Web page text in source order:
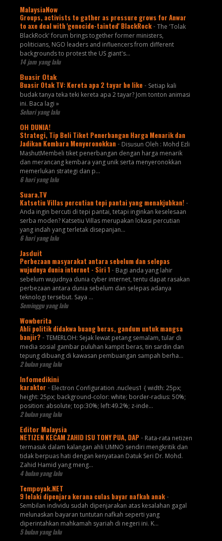
MalaysiaNow
Groups, activists to gather as pressure grows for Anwar
to axe deal with 'genocide-tainted' BlackRock - The 'Tolak
BlackRock' forum brings together former ministers,
politicians, NGO leaders and influencers from different
backgrounds to protest the US giant's...
14 jam yang lalu
Buasir Otak
Buasir Otak TV: Kereta apa 2 tayar be like - Setiap kali
budak tanya teka teki kereta apa 2 tayar? Jom tonton animasi
ini. Baca lagi »
Sehari yang lalu
OH DUNIA!
Strategi, Tip Beli Tiket Penerbangan Harga Menarik dan
Jadikan Kembara Menyeronokkan - Disusun Oleh : Mohd Ezli
MashutMembeli tiket penerbangan dengan harga menarik
dan merancang kembara yang unik serta menyeronokkan
memerlukan strategi dan p...
6 hari yang lalu
Suara.TV
Katsetiu Villas percutian tepi pantai yang menakjubkan! -
Anda ingin bercuti di tepi pantai, tetapi inginkan keselesaan
serba moden? Katsetiu Villas merupakan lokasi percutian
yang indah yang terletak disepanjan...
6 hari yang lalu
Jasduit
Perbezaan masyarakat antara sebelum dan selepas
wujudnya dunia internet - Siri 1 - Bagi anda yang lahir
sebelum wujudnya dunia cyber internet, tentu dapat rasakan
perbezaan antara dunia sebelum dan selepas adanya
teknologi tersebut. Saya ...
Seminggu yang lalu
Wowberita
Ahli politik didakwa buang beras, gandum untuk mangsa
banjir? - TEMERLOH: Sejak lewat petang semalam, tular di
media sosial gambar puluhan kampit beras, tin sardin dan
tepung dibuang di kawasan pembuangan sampah berha...
2 bulan yang lalu
Infomedikini
karaktor - Electron Configuration .nucleus1 { width: 25px;
height: 25px; background-color: white; border-radius: 50%;
position: absolute; top:30%; left:49.2%; z-inde...
2 bulan yang lalu
Editor Malaysia
NETIZEN KECAM ZAHID ISU TONY PUA, DAP - Rata-rata netizen
termasuk dalam kalangan ahli UMNO sendiri mengkritik dan
tidak berpuas hati dengan kenyataan Datuk Seri Dr. Mohd.
Zahid Hamid yang meng...
4 bulan yang lalu
Tempoyak.NET
9 lelaki dipenjara kerana culas bayar nafkah anak -
Sembilan individu sudah dipenjarakan atas kesalahan gagal
melunaskan bayaran tuntutan nafkah seperti yang
diperintahkan mahkamah syariah di negeri ini. K...
5 bulan yang lalu